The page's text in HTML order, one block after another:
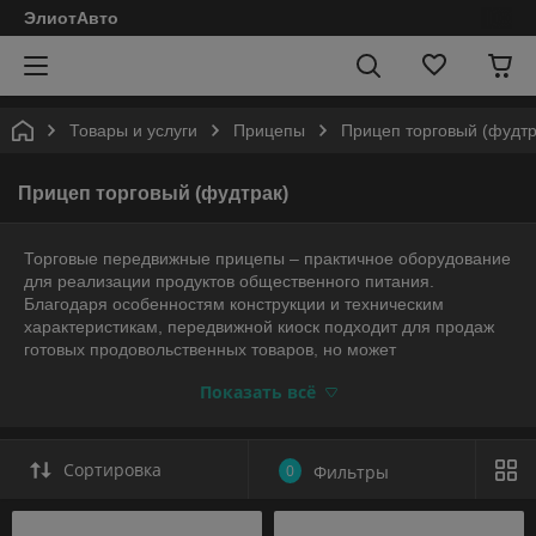
ЭлиотАвто
Товары и услуги Прицепы Прицеп торговый
Прицеп торговый (фудтрак)
Торговые передвижные прицепы – практичное оборудование
для реализации продуктов общественного питания.
Благодаря особенностям конструкции и техническим
характеристикам, передвижной киоск подходит для продаж
готовых продовольственных товаров, но может
Показать всё
Сортировка 0 Фильтры